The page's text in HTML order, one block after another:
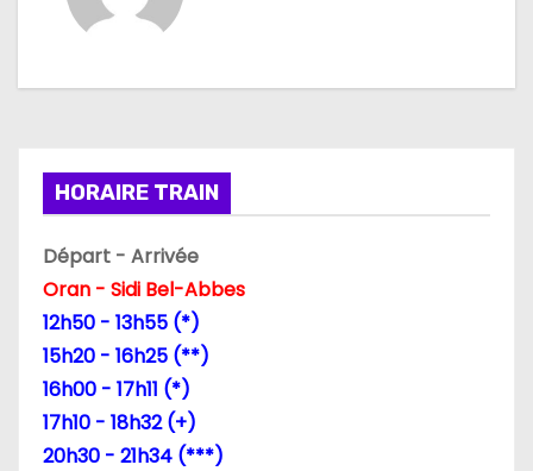
o
n
d
e
HORAIRE TRAIN
Départ - Arrivée
Oran - Sidi Bel-Abbes
12h50 - 13h55 (*)
15h20 - 16h25 (**)
16h00 - 17h11 (*)
17h10 - 18h32 (+)
20h30 - 21h34 (***)